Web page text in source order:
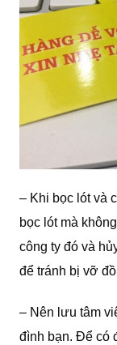
– Khi bọc lót và
bọc lót mà
công ty đó và
để tránh bị vỡ
– Nên lưu tâm
đình bạn. Để có